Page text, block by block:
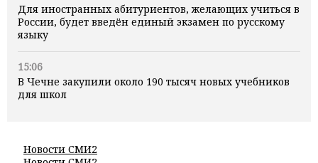
Для иностранных абитуриентов, желающих учиться в
России, будет введён единый экзамен по русскому
языку
15:06
В Чечне закупили около 190 тысяч новых учебников
для школ
Новости СМИ2